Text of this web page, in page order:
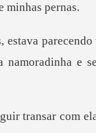
n
r com